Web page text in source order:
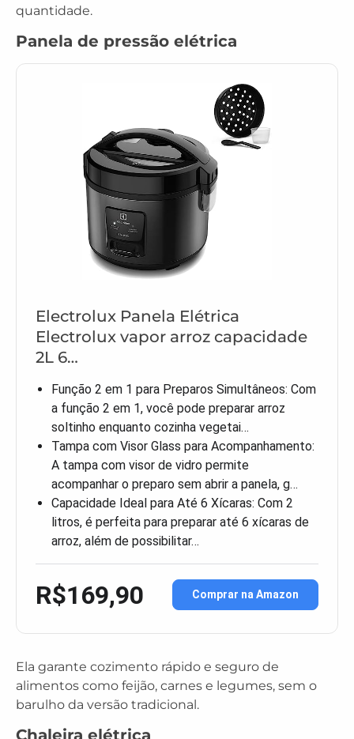
quantidade.
Panela de pressão elétrica
Electrolux Panela Elétrica
Electrolux vapor arroz capacidade
2L 6…
Função 2 em 1 para Preparos Simultâneos: Com
a função 2 em 1, você pode preparar arroz
soltinho enquanto cozinha vegetai…
Tampa com Visor Glass para Acompanhamento:
A tampa com visor de vidro permite
acompanhar o preparo sem abrir a panela, g…
Capacidade Ideal para Até 6 Xícaras: Com 2
litros, é perfeita para preparar até 6 xícaras de
arroz, além de possibilitar…
R$169,90 Comprar na Amazon
Ela garante cozimento rápido e seguro de
alimentos como feijão, carnes e legumes, sem o
barulho da versão tradicional.
Chaleira elétrica